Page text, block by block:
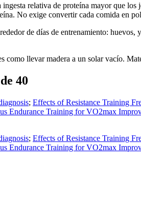
relativa de proteína mayor que
No exige convertir cada comida en
de días de entrenamiento:
como llevar madera a un solar vacío.
40
; Effects of Resistance Training
Endurance Training for VO2max
; Effects of Resistance Training
Endurance Training for VO2max